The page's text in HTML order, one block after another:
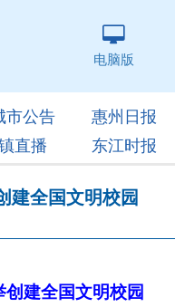
电脑版
市公告
惠州日报
直播 东江时报
建全国文明校园
建全国文明校园